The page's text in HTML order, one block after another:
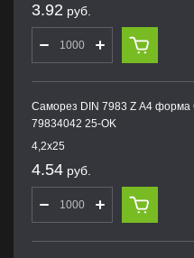
3.92 руб.
Саморез DIN 7983 Z А4 форма
79834042 25-OK
4,2х25
4.54 руб.